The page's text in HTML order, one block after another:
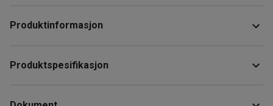
Produktinformasjon
smådelsskapet. Skapet har 18 skuffer som du kan bruke til
Produktspesifikasjon